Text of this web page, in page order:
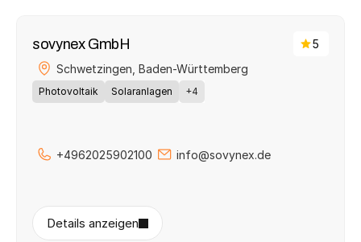
sovynex GmbH
5
Schwetzingen, Baden-Württemberg
Photovoltaik Solaranlagen +4
+4962025902100 info@sovynex.de
Details anzeigen